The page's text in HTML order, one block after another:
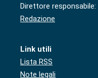
Direttore responsabile:
Redazione
Link utili
Lista RSS
Note legali